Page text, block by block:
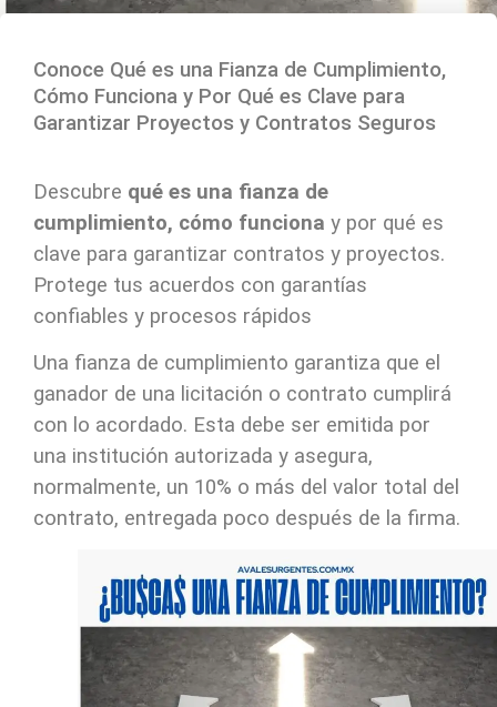
Conoce Qué es una Fianza de Cumplimiento,
Cómo Funciona y Por Qué es Clave para
Garantizar Proyectos y Contratos Seguros
Descubre qué es una fianza de
cumplimiento, cómo funciona y por qué es
clave para garantizar contratos y proyectos.
Protege tus acuerdos con garantías
confiables y procesos rápidos
Una fianza de cumplimiento garantiza que el
ganador de una licitación o contrato cumplirá
con lo acordado. Esta debe ser emitida por
una institución autorizada y asegura,
normalmente, un 10% o más del valor total del
contrato, entregada poco después de la firma.